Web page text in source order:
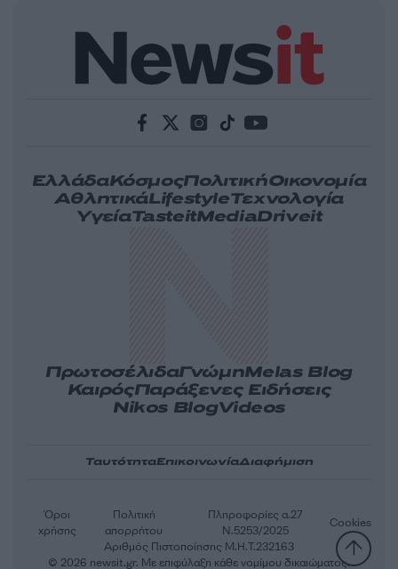
ΕλλάδαΚόσμοςΠολιτικήΟικονομία
ΑθλητικάLifestyleΤεχνολογία
ΥγείαTasteitMediaDriveit
ΠρωτοσέλιδαΓνώμηMelas Blog
ΚαιρόςΠαράξενες Ειδήσεις
Nikos BlogVideos
ΤαυτότηταΕπικοινωνίαΔιαφήμιση
Αριθμός Πιστοποίησης Μ.Η.Τ.232163
Όροι
χρήσης
Πολιτική
απορρήτου
Πληροφορίες α.27
Ν.5253/2025
Cookies
© 2026 newsit.gr. Με επιφύλαξη κάθε νομίμου δικαιώματος.